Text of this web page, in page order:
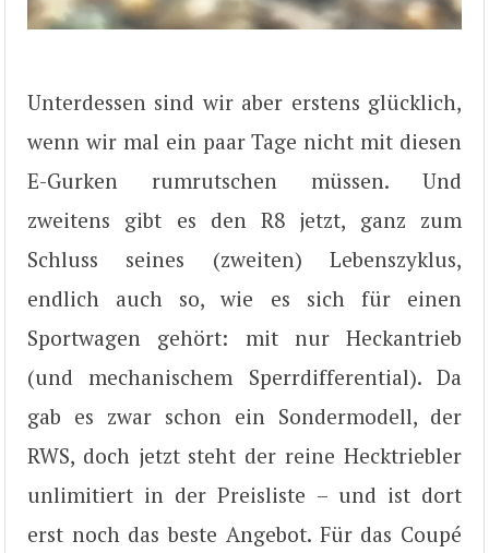
Unterdessen sind wir aber erstens glücklich,
wenn wir mal ein paar Tage nicht mit diesen
E-Gurken rumrutschen müssen. Und
zweitens gibt es den R8 jetzt, ganz zum
Schluss seines (zweiten) Lebenszyklus,
endlich auch so, wie es sich für einen
Sportwagen gehört: mit nur Heckantrieb
(und mechanischem Sperrdifferential). Da
gab es zwar schon ein Sondermodell, der
RWS, doch jetzt steht der reine Hecktriebler
unlimitiert in der Preisliste – und ist dort
erst noch das beste Angebot. Für das Coupé